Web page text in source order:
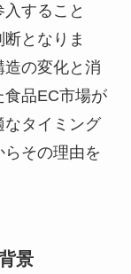
すること
となりま
の変化と消
食品EC市場が
なタイミング
その理由を
景